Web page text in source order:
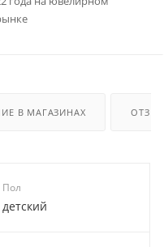
В МАГАЗИНАХ
Пол
детский